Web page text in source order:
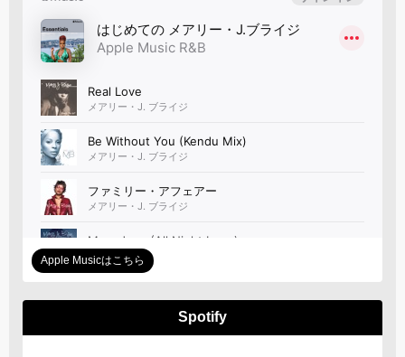
Apple Musicはこちら
Spotify